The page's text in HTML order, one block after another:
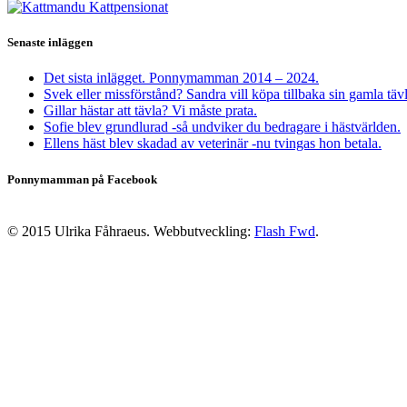
Senaste inläggen
Det sista inlägget. Ponnymamman 2014 – 2024.
Svek eller missförstånd? Sandra vill köpa tillbaka sin gamla
Gillar hästar att tävla? Vi måste prata.
Sofie blev grundlurad -så undviker du bedragare i hästvärlden.
Ellens häst blev skadad av veterinär -nu tvingas hon betala.
Ponnymamman på Facebook
© 2015 Ulrika Fåhraeus. Webbutveckling: Flash Fwd.